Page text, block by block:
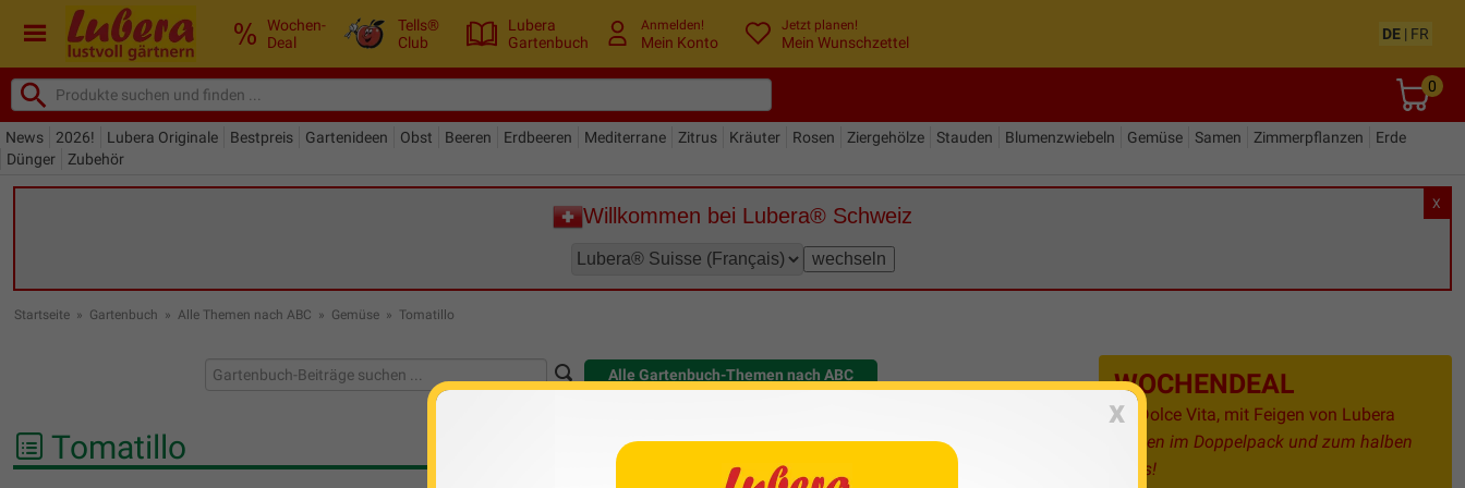
Wochen-
Deal
Tells®
Club
Lubera
Gartenbuch
Anmelden!
Mein Konto
Jetzt planen!
Mein Wunschzettel
DE | FR
0
News 2026! Lubera Originale Bestpreis Gartenideen Obst Beeren Erdbeeren Mediterrane Zitrus Kräuter Rosen Ziergehölze Stauden Blumenzwiebeln Gemüse Samen Zimmerpflanzen
Erde
Dünger
Zubehör
X
Willkommen bei Lubera® Schweiz
Startseite » Gartenbuch » Alle Themen nach ABC » Gemüse » Tomatillo
WOCHENDEAL
La Dolce Vita, mit Feigen von Lubera
Feigen im Doppelpack und zum halben
Preis!
Alle Gartenbuch-Themen nach ABC
Tomatillo
x